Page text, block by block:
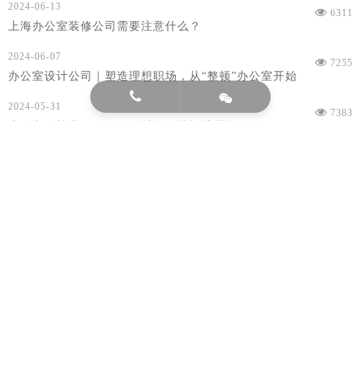
2024-06-13
6311
上海办公室装修公司需要注意什么？
2024-06-07
7255
办公室设计公司｜塑造理想职场，从“整顿”办公室开始
2024-05-31
7383
